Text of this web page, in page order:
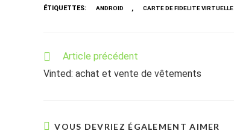
ÉTIQUETTES: ANDROID , CARTE DE FIDELITE VIRTUELLE
Read
articles
Article précédent
Vinted: achat et vente de vêtements
VOUS DEVRIEZ ÉGALEMENT AIMER